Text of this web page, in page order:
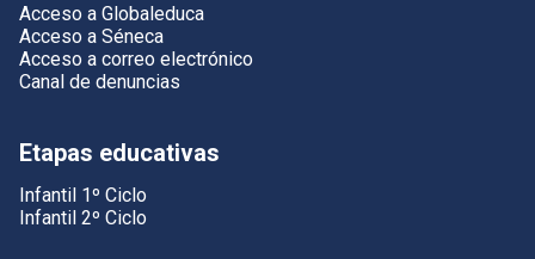
Acceso a Globaleduca
Acceso a Séneca
Acceso a correo electrónico
Canal de denuncias
Etapas educativas
Infantil 1º Ciclo
Infantil 2º Ciclo